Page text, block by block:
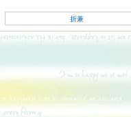
折兼